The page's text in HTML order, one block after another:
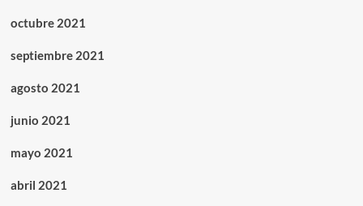
octubre 2021
septiembre 2021
agosto 2021
junio 2021
mayo 2021
abril 2021